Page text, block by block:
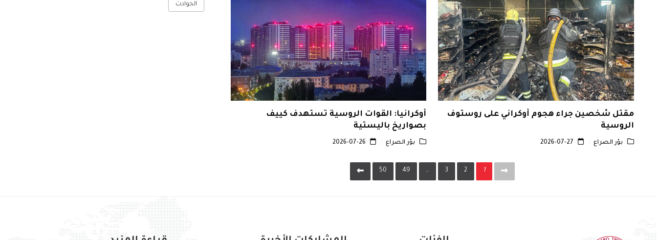
مقتل شخصين جراء هجوم أوكراني على روستوف
الروسية
بؤر الصراع
أوكرانيا: القوات الروسية تستهدف كييف
بصواريخ باليستية
بؤر الصراع
1
2
3
…
49
50
الحوادث